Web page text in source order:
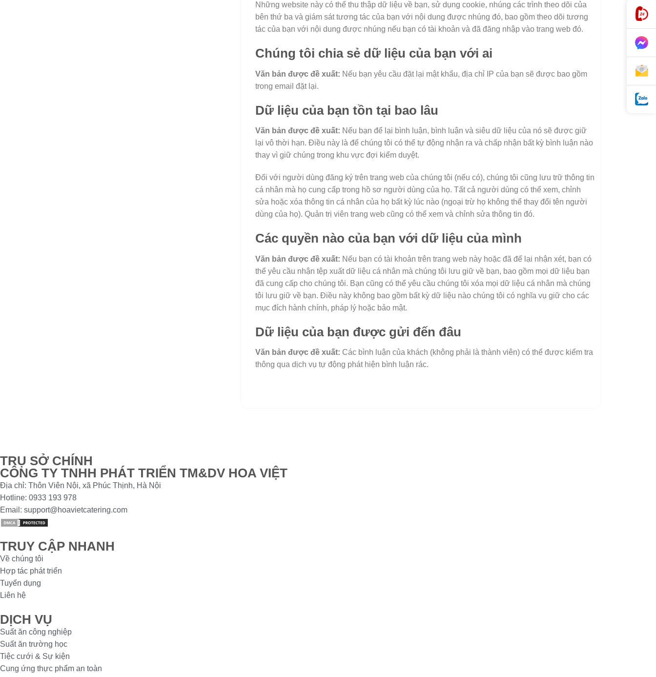
Những website này có thể thu thập dữ liệu về bạn, sử dụng cookie, nhúng các trình theo dõi của
bên thứ ba và giám sát tương tác của bạn với nội dung được nhúng đó, bao gồm theo dõi tương
tác của bạn với nội dung được nhúng nếu bạn có tài khoản và đã đăng nhập vào trang web đó.
Chúng tôi chia sẻ dữ liệu của bạn với ai
Văn bản được đề xuất: Nếu bạn yêu cầu đặt lại mật khẩu, địa chỉ IP của bạn sẽ được bao gồm
trong email đặt lại.
Dữ liệu của bạn tồn tại bao lâu
Văn bản được đề xuất: Nếu bạn để lại bình luận, bình luận và siêu dữ liệu của nó sẽ được giữ
lại vô thời hạn. Điều này là để chúng tôi có thể tự động nhận ra và chấp nhận bất kỳ bình luận nào
thay vì giữ chúng trong khu vực đợi kiểm duyệt.
Đối với người dùng đăng ký trên trang web của chúng tôi (nếu có), chúng tôi cũng lưu trữ thông tin
cá nhân mà họ cung cấp trong hồ sơ người dùng của họ. Tất cả người dùng có thể xem, chỉnh
sửa hoặc xóa thông tin cá nhân của họ bất kỳ lúc nào (ngoại trừ họ không thể thay đổi tên người
dùng của họ). Quản trị viên trang web cũng có thể xem và chỉnh sửa thông tin đó.
Các quyền nào của bạn với dữ liệu của mình
Văn bản được đề xuất: Nếu bạn có tài khoản trên trang web này hoặc đã để lại nhận xét, bạn có
thể yêu cầu nhận tệp xuất dữ liệu cá nhân mà chúng tôi lưu giữ về bạn, bao gồm mọi dữ liệu bạn
đã cung cấp cho chúng tôi. Bạn cũng có thể yêu cầu chúng tôi xóa mọi dữ liệu cá nhân mà chúng
tôi lưu giữ về bạn. Điều này không bao gồm bất kỳ dữ liệu nào chúng tôi có nghĩa vụ giữ cho các
mục đích hành chính, pháp lý hoặc bảo mật.
Dữ liệu của bạn được gửi đến đâu
Văn bản được đề xuất: Các bình luận của khách (không phải là thành viên) có thể được kiểm tra
thông qua dịch vụ tự động phát hiện bình luận rác.
TRỤ SỞ CHÍNH
CÔNG TY TNHH PHÁT TRIỂN TM&DV HOA VIỆT
Địa chỉ: Thôn Viên Nội, xã Phúc Thịnh, Hà Nội
Hotline: 0933 193 978
Email: support@hoavietcatering.com
TRUY CẬP NHANH
Về chúng tôi
Hợp tác phát triển
Tuyển dụng
Liên hệ
DỊCH VỤ
Suất ăn công nghiệp
Suất ăn trường học
Tiệc cưới & Sự kiện
Cung ứng thực phẩm an toàn